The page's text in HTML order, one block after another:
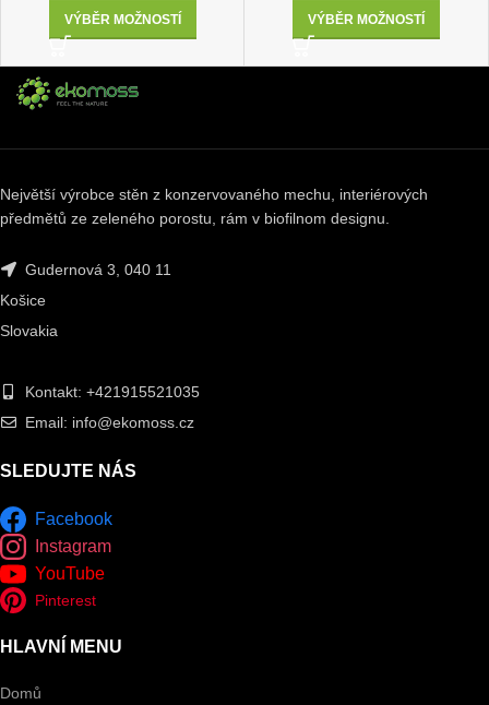
VÝBĚR MOŽNOSTÍ VÝBĚR MOŽNOSTÍ
Největší výrobce stěn z konzervovaného mechu, interiérových
předmětů ze zeleného porostu, rám v biofilnom designu.
Gudernová 3, 040 11
Košice
Slovakia
Kontakt: +421915521035
Email: info@ekomoss.cz
SLEDUJTE NÁS
Facebook
Instagram
YouTube
Pinterest
HLAVNÍ MENU
Domů